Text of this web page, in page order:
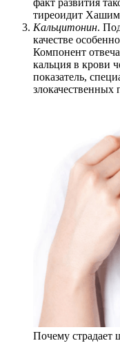
тиреоидит
Кальцитонин.
качестве
Компонент
кальция в крови
показатель,
злокачественных
Почему страдает